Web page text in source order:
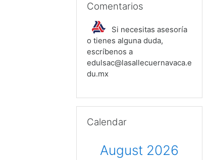
Comentarios
Si necesitas asesoría
o tienes alguna duda,
escríbenos a
edulsac@lasallecuernavaca.e
du.mx
Calendar
August 2026